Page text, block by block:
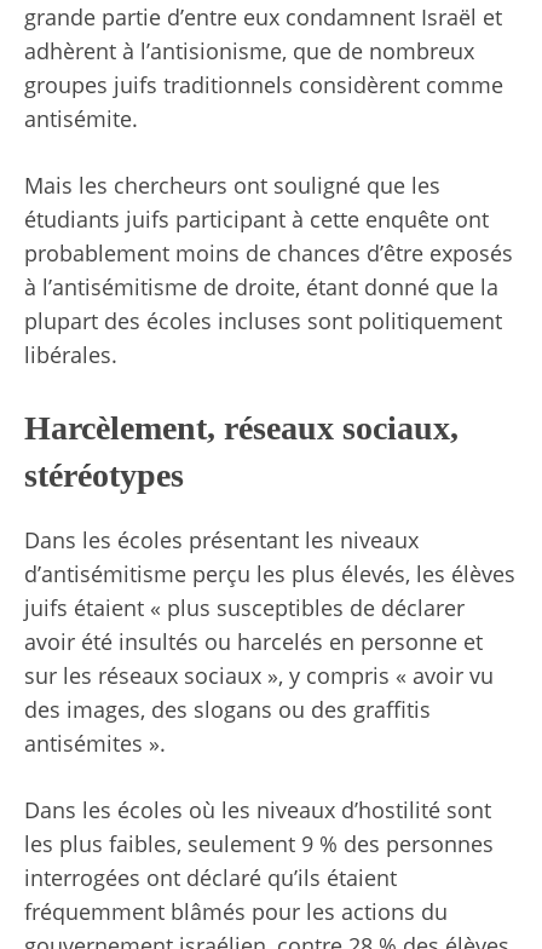
grande partie d’entre eux condamnent Israël et
adhèrent à l’antisionisme, que de nombreux
groupes juifs traditionnels considèrent comme
antisémite.
Mais les chercheurs ont souligné que les
étudiants juifs participant à cette enquête ont
probablement moins de chances d’être exposés
à l’antisémitisme de droite, étant donné que la
plupart des écoles incluses sont politiquement
libérales.
Harcèlement, réseaux sociaux,
stéréotypes
Dans les écoles présentant les niveaux
d’antisémitisme perçu les plus élevés, les élèves
juifs étaient « plus susceptibles de déclarer
avoir été insultés ou harcelés en personne et
sur les réseaux sociaux », y compris « avoir vu
des images, des slogans ou des graffitis
antisémites ».
Dans les écoles où les niveaux d’hostilité sont
les plus faibles, seulement 9 % des personnes
interrogées ont déclaré qu’ils étaient
fréquemment blâmés pour les actions du